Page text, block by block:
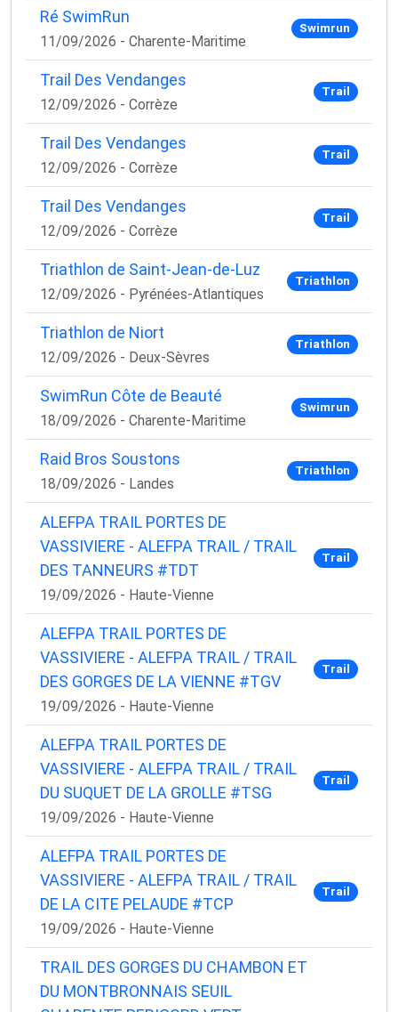
Ré SwimRun
11/09/2026 - Charente-Maritime
Swimrun
Trail Des Vendanges
12/09/2026 - Corrèze
Trail
Trail Des Vendanges
12/09/2026 - Corrèze
Trail
Trail Des Vendanges
12/09/2026 - Corrèze
Trail
Triathlon de Saint-Jean-de-Luz
12/09/2026 - Pyrénées-Atlantiques
Triathlon
Triathlon de Niort
12/09/2026 - Deux-Sèvres
Triathlon
SwimRun Côte de Beauté
18/09/2026 - Charente-Maritime
Swimrun
Raid Bros Soustons
18/09/2026 - Landes
Triathlon
ALEFPA TRAIL PORTES DE
VASSIVIERE - ALEFPA TRAIL / TRAIL
DES TANNEURS #TDT
19/09/2026 - Haute-Vienne
Trail
ALEFPA TRAIL PORTES DE
VASSIVIERE - ALEFPA TRAIL / TRAIL
DES GORGES DE LA VIENNE #TGV
19/09/2026 - Haute-Vienne
Trail
ALEFPA TRAIL PORTES DE
VASSIVIERE - ALEFPA TRAIL / TRAIL
DU SUQUET DE LA GROLLE #TSG
19/09/2026 - Haute-Vienne
Trail
ALEFPA TRAIL PORTES DE
VASSIVIERE - ALEFPA TRAIL / TRAIL
DE LA CITE PELAUDE #TCP
19/09/2026 - Haute-Vienne
Trail
TRAIL DES GORGES DU CHAMBON ET
DU MONTBRONNAIS SEUIL